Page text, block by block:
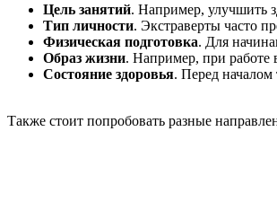
Цель занятий. Например, улучшить
Тип личности. Экстраверты часто
Физическая подготовка. Для
Образ жизни. Например, при работе
Состояние здоровья. Перед началом
Также стоит попробовать разные